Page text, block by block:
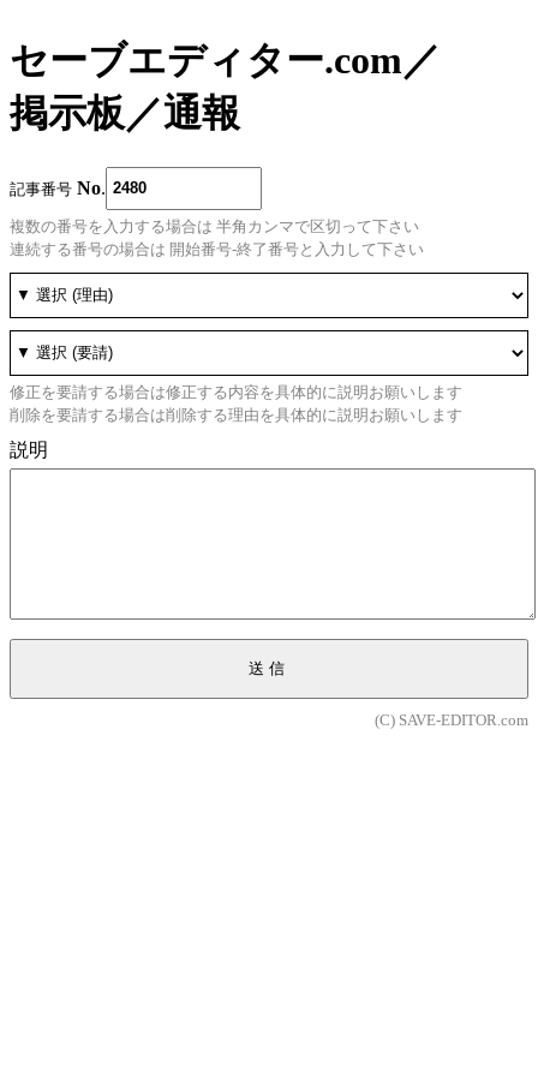
セーブエディター.com／
掲示板／通報
記事番号 No
複数の番号を入力する場合は 半角カンマで区切って下さい
連続する番号の場合は 開始番号-終了番号と入力して下さい
修正を要請する場合は修正する内容を具体的に説明お願いします
削除を要請する場合は削除する理由を具体的に説明お願いします
説明
送信
(C) SAVE-EDITOR.com